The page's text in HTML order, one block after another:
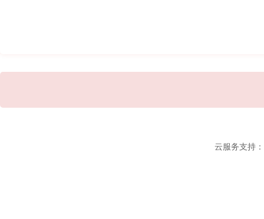
云服务支持